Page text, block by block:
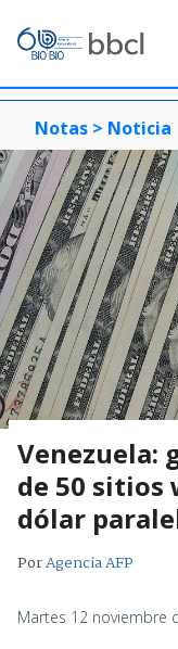
Notas > Noticia
Venezuela:
de 50 sitios
dólar
PorAgencia AFP
Martes 12 noviembre